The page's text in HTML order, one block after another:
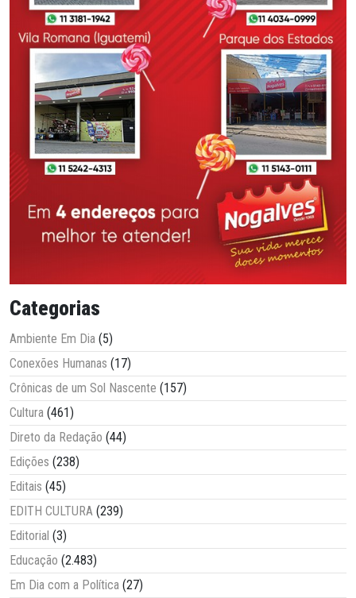
Categorias
Ambiente Em Dia (5)
Conexões Humanas (17)
Crônicas de um Sol Nascente (157)
Cultura (461)
Direto da Redação (44)
Edições (238)
Editais (45)
EDITH CULTURA (239)
Editorial (3)
Educação (2.483)
Em Dia com a Política (27)